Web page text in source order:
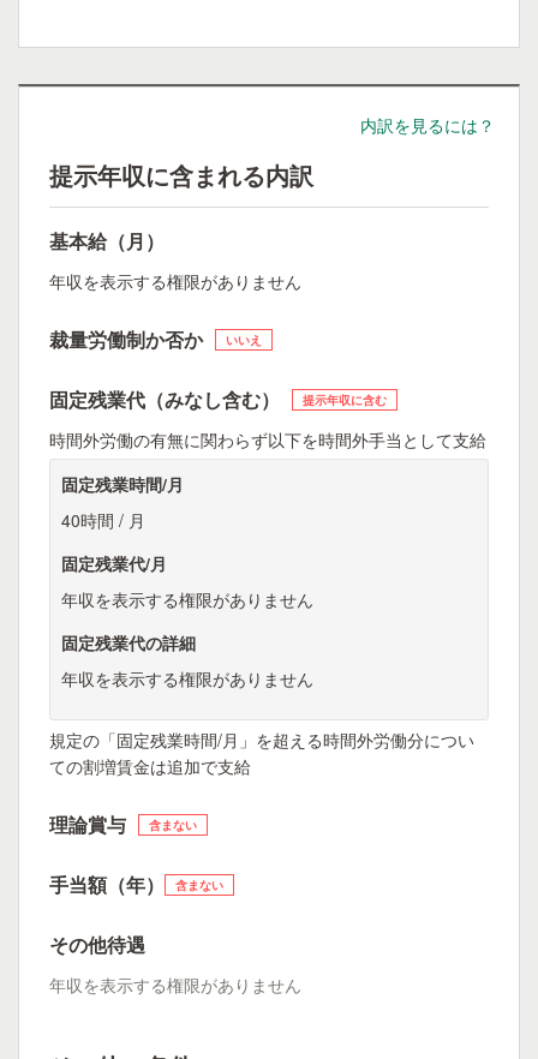
内訳を見るには？
提示年収に含まれる内訳
基本給（月）
年収を表示する権限がありません
裁量労働制か否か いいえ
固定残業代（みなし含む） 提示年収に含む
時間外労働の有無に関わらず以下を時間外手当として支給
固定残業時間/月
40時間 / 月
固定残業代/月
年収を表示する権限がありません
固定残業代の詳細
年収を表示する権限がありません
規定の「固定残業時間/月」を超える時間外労働分につい
ての割増賃金は追加で支給
理論賞与 含まない
手当額（年） 含まない
その他待遇
年収を表示する権限がありません